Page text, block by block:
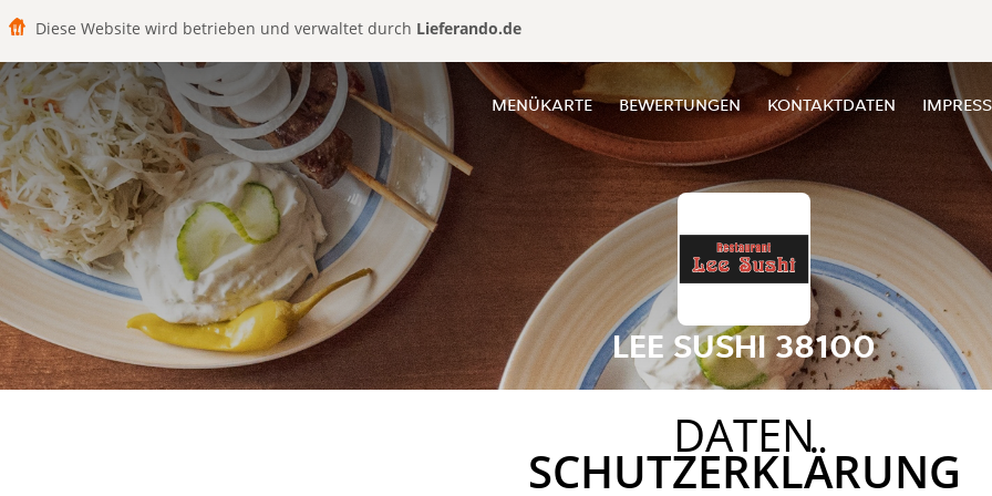
Diese Website wird betrieben und verwaltet durch Lieferando.de
MENÜKARTE BEWERTUNGEN KONTAKTDATEN
LEE SUSHI 38100
DATEN
SCHUTZERKLÄRUNG